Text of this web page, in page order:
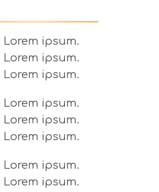
Lorem ipsum.
Lorem ipsum.
Lorem ipsum.
Lorem ipsum.
Lorem ipsum.
Lorem ipsum.
Lorem ipsum.
Lorem ipsum.